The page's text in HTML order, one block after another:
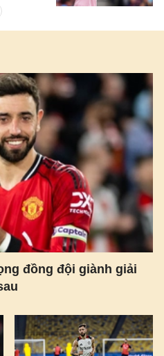
đồng đội giành giải